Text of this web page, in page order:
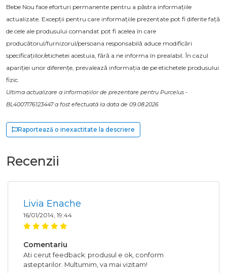
Bebe Nou face eforturi permanente pentru a păstra informațiile
actualizate. Excepții pentru care informațiile prezentate pot fi diferite față
de cele ale produsului comandat pot fi acelea în care
producătorul/furnizorul/persoana responsabilă aduce modificări
specificațiilor/etichetei acestuia, fără a ne informa în prealabil. În cazul
apariției unor diferențe, prevalează informația de pe etichetele produsului
fizic.
Ultima actualizare a informațiilor de prezentare pentru Purcelus -
BL4007176123447 a fost efectuată la data de 09.08.2026
Raportează o inexactitate la descriere
Recenzii
Livia Enache
16/01/2014, 19:44
Comentariu
Ati cerut feedback: produsul e ok, conform
asteptarilor. Multumim, va mai vizitam!